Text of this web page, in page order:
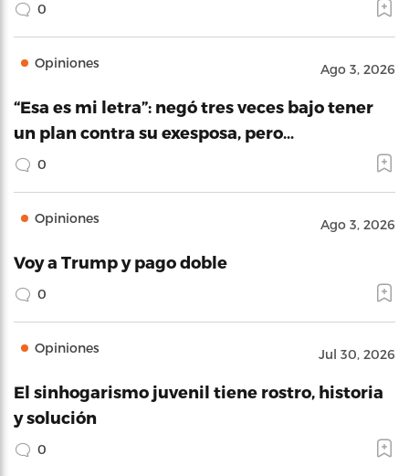
0
Opiniones Ago 3, 2026
“Esa es mi letra”: negó tres veces bajo tener
un plan contra su exesposa, pero…
0
Opiniones Ago 3, 2026
Voy a Trump y pago doble
0
Opiniones Jul 30, 2026
El sinhogarismo juvenil tiene rostro, historia
y solución
0